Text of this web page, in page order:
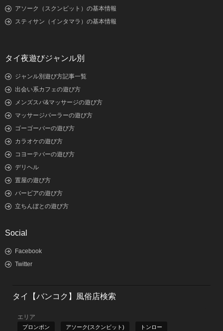
アソーク（スクンビット）の基本情報
スティサン（インタマラ）の基本情報
タイ夜遊びジャンル別
ジャンル別遊び方記事一覧
出会い系カフェの遊び方
メンズスパ&マッサージの遊び方
マッサージパーラーの遊び方
ゴーゴーバーの遊び方
カラオケの遊び方
コヨーテバーの遊び方
デリヘル
置屋の遊び方
バービアの遊び方
立ちんぼとの遊び方
Social
Facebook
Twitter
タイ【バンコク】風俗店検索
エリア
プロンポン アソーク(スクンビット) トンロー